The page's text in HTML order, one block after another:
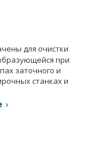
для очистки
при
заточного и
станках и